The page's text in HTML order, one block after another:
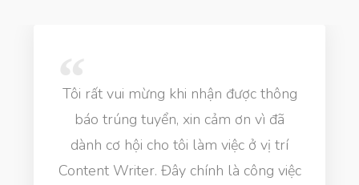
Tôi rất vui mừng khi nhận được thông
báo trúng tuyển, xin cảm ơn vì đã
dành cơ hội cho tôi làm việc ở vị trí
Content Writer. Đây chính là công việc